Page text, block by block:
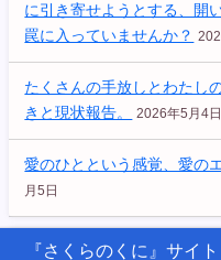
に引き寄せようとする、開
罠に入っていませんか？
たくさんの手放しとわたし
きと現状報告。
2026年5月4日
愛のひとという感覚、愛の
月5日
『さくらのくに』サイト